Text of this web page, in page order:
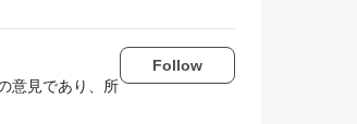
意見であり、所
Follow